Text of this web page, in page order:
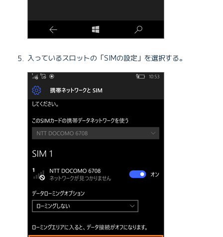
入っているスロットの「SIMの設定」を選択する。